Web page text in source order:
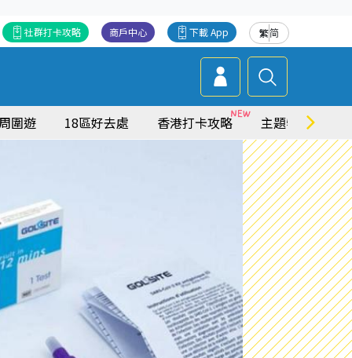
繁简
下載 App
商戶中心
社群打卡攻略
圍遊 18區好去處 香港打卡攻略 主題特集